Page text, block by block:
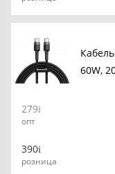
60W,
279
опт
390
розница